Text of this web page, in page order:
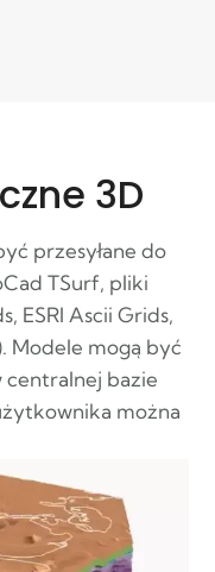
3D
przesyłane do
TSurf, pliki
ESRI Ascii Grids,
Modele mogą być
centralnej bazie
można